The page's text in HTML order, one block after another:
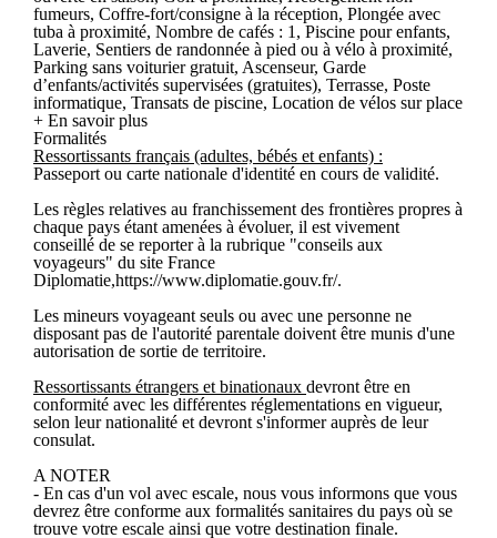
fumeurs, Coffre-fort/consigne à la réception, Plongée avec
tuba à proximité, Nombre de cafés : 1, Piscine pour enfants,
Laverie, Sentiers de randonnée à pied ou à vélo à proximité,
Parking sans voiturier gratuit, Ascenseur, Garde
d’enfants/activités supervisées (gratuites), Terrasse, Poste
informatique, Transats de piscine, Location de vélos sur place
+ En savoir plus
Formalités
Ressortissants français (adultes, bébés et enfants) :
Passeport ou carte nationale d'identité en cours de validité.
Les règles relatives au franchissement des frontières propres à
chaque pays étant amenées à évoluer, il est vivement
conseillé de se reporter à la rubrique "conseils aux
voyageurs" du site France
Diplomatie,https://www.diplomatie.gouv.fr/.
Les mineurs voyageant seuls ou avec une personne ne
disposant pas de l'autorité parentale doivent être munis d'une
autorisation de sortie de territoire.
Ressortissants étrangers et binationaux devront être en
conformité avec les différentes réglementations en vigueur,
selon leur nationalité et devront s'informer auprès de leur
consulat.
A NOTER
- En cas d'un vol avec escale, nous vous informons que vous
devrez être conforme aux formalités sanitaires du pays où se
trouve votre escale ainsi que votre destination finale.